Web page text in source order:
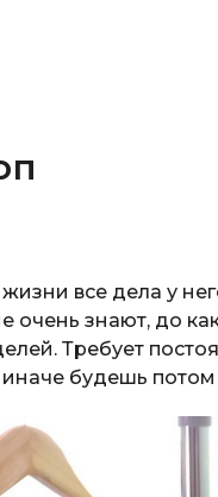
все дела у
очень знают, до
Требует
будешь